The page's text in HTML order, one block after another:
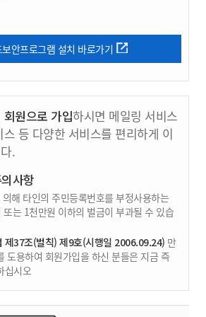
보안프로그램 설치 바로가기
원으로 가입하시면 메일링 서비스
등 다양한 서비스를 편리하게 이
.
사항
해 타인의 주민등록번호를 부정사용하는
는 1천만원 이하의 벌금이 부과될 수 있습
제37조(벌칙) 제9호(시행일 2006.09.24) 만
도용하여 회원가입을 하신 분들은 지금 즉
십시오